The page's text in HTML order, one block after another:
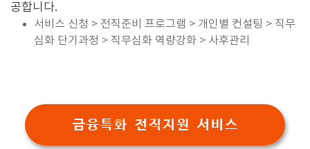
공합니다.
서비스 신청 > 전직준비 프로그램 > 개인별 컨설팅 > 직무
심화 단기과정 > 직무심화 역량강화 > 사후관리
금융특화 전직지원 서비스